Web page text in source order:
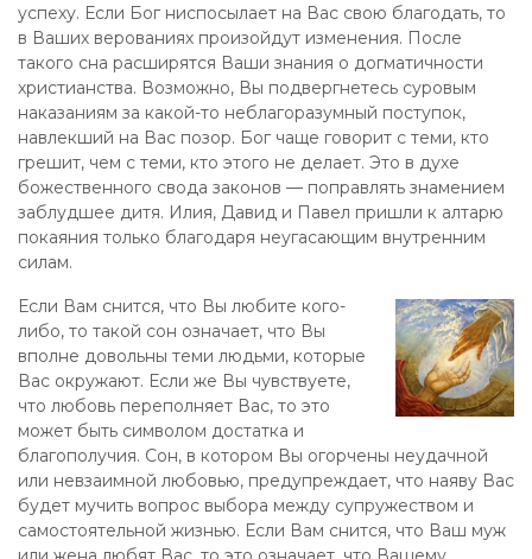
успеху. Если Бог ниспосылает на Вас свою благодать, то
в Ваших верованиях произойдут изменения. После
такого сна расширятся Ваши знания о догматичности
христианства. Возможно, Вы подвергнетесь суровым
наказаниям за какой-то неблагоразумный поступок,
навлекший на Вас позор. Бог чаще говорит с теми, кто
грешит, чем с теми, кто этого не делает. Это в духе
божественного свода законов — поправлять знамением
заблудшее дитя. Илия, Давид и Павел пришли к алтарю
покаяния только благодаря неугасающим внутренним
силам.
Если Вам снится, что Вы любите кого-
либо, то такой сон означает, что Вы
вполне довольны теми людьми, которые
Вас окружают. Если же Вы чувствуете,
что любовь переполняет Вас, то это
может быть символом достатка и
благополучия. Сон, в котором Вы огорчены неудачной
или невзаимной любовью, предупреждает, что наяву Вас
будет мучить вопрос выбора между супружеством и
самостоятельной жизнью. Если Вам снится, что Ваш муж